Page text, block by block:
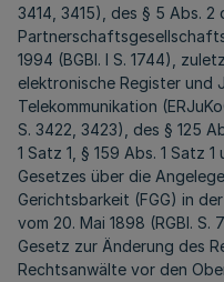
3414, 3415), des § 5 Abs. 2
1994 (BGBl. I S. 1744),
elektronische Register und
Telekommunikation
S. 3422, 3423), des § 125
1 Satz 1, § 159 Abs. 1 Satz
Gesetzes über die
Gerichtsbarkeit (FGG) in
vom 20. Mai 1898 (RGBl.
Gesetz zur Änderung des
Rechtsanwälte vor den